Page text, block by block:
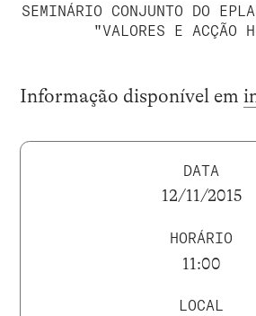
SEMINÁRIO CONJUNTO DO
"VALORES E ACÇÃO
Informação disponível em
DATA
12/11/2015
HORÁRIO
11:00
LOCAL